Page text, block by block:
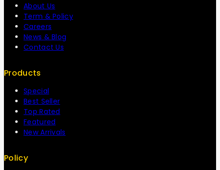
About Us
Term & Policy
Careers
News & Blog
Contact Us
Products
Special
Best Seller
Top Rated
Featured
New Arrivals
Policy